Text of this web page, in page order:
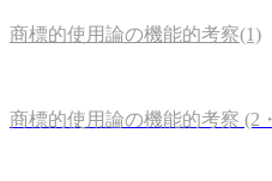
商標的使用論の機能的考察(1)
商標的使用論の機能的考察 (2